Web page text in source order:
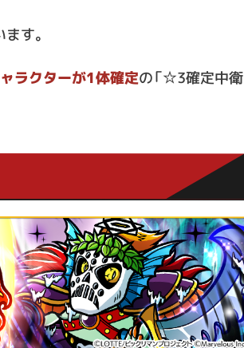
す。
ラクターが1体確定の「☆3確定中衛